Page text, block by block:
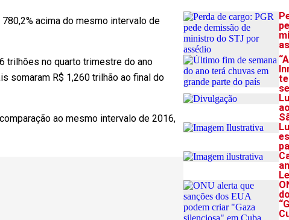
acima do mesmo intervalo de
trilhões no quarto trimestre do ano
somaram R$ 1,260 trilhão ao final do
ao mesmo intervalo de 2016,